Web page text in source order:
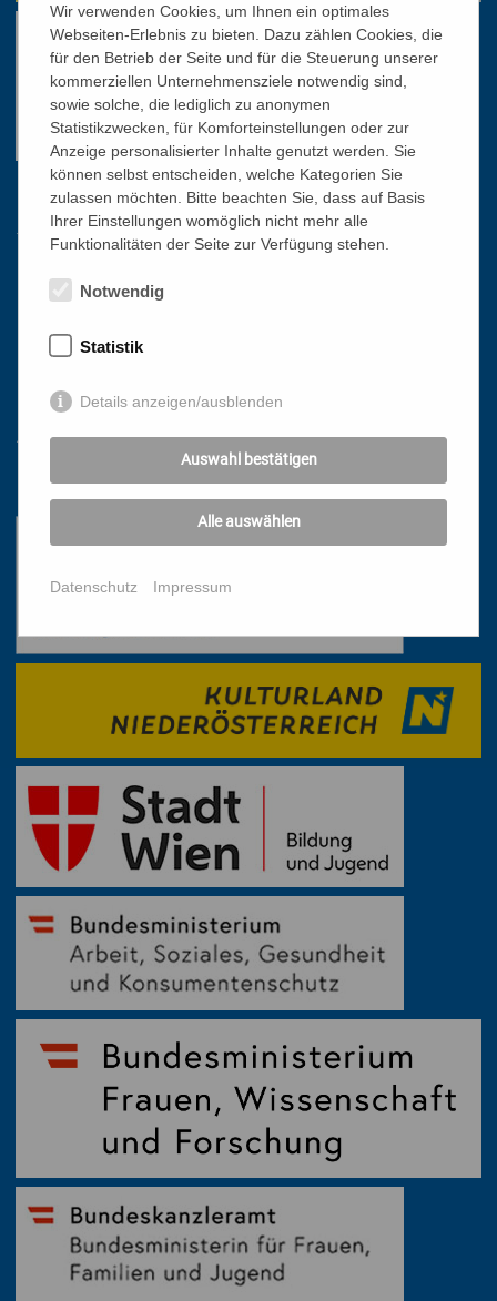
Links
HOME
PRESSE
IMPRESSUM
AGB
Mit freundlicher Unterstützung
Wir verwenden Cookies, um Ihnen ein optimales
Webseiten-Erlebnis zu bieten. Dazu zählen Cookies, die
für den Betrieb der Seite und für die Steuerung unserer
kommerziellen Unternehmensziele notwendig sind,
sowie solche, die lediglich zu anonymen
Statistikzwecken, für Komforteinstellungen oder zur
Anzeige personalisierter Inhalte genutzt werden. Sie
können selbst entscheiden, welche Kategorien Sie
zulassen möchten. Bitte beachten Sie, dass auf Basis
Ihrer Einstellungen womöglich nicht mehr alle
Funktionalitäten der Seite zur Verfügung stehen.
Notwendig
Statistik
Details anzeigen/ausblenden
Auswahl bestätigen
Alle auswählen
Datenschutz Impressum